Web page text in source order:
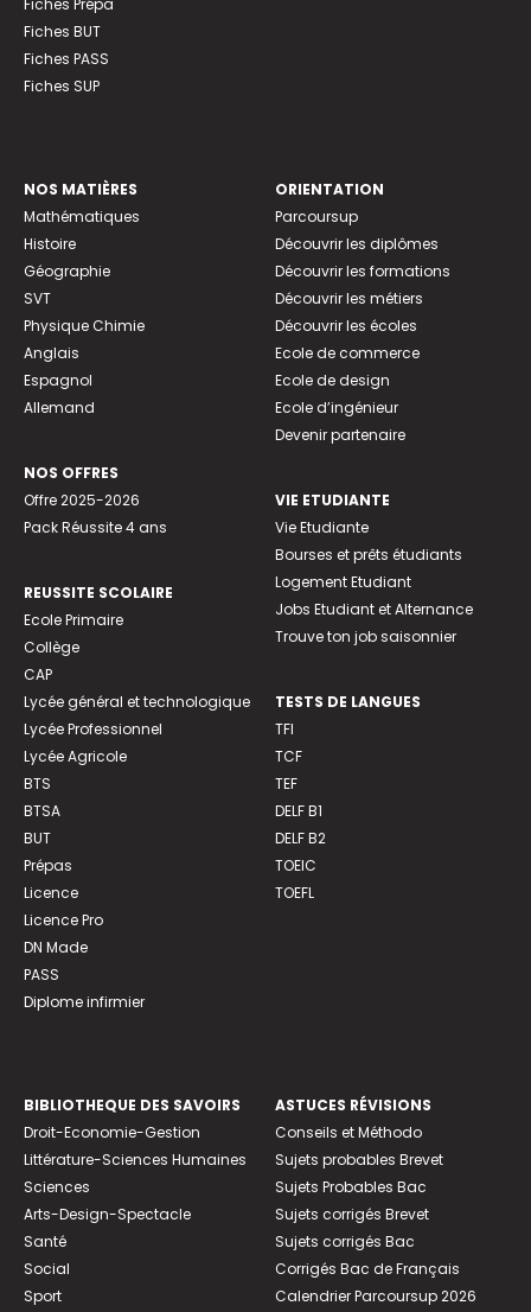
Fiches Prépa
Fiches BUT
Fiches PASS
Fiches SUP
NOS MATIÈRES
Mathématiques
Histoire
Géographie
SVT
Physique Chimie
Anglais
Espagnol
Allemand
NOS OFFRES
Offre 2025-2026
Pack Réussite 4 ans
REUSSITE SCOLAIRE
Ecole Primaire
Collège
CAP
Lycée général et technologique
Lycée Professionnel
Lycée Agricole
BTS
BTSA
BUT
Prépas
Licence
Licence Pro
DN Made
PASS
Diplome infirmier
ORIENTATION
Parcoursup
Découvrir les diplômes
Découvrir les formations
Découvrir les métiers
Découvrir les écoles
Ecole de commerce
Ecole de design
Ecole d’ingénieur
Devenir partenaire
VIE ETUDIANTE
Vie Etudiante
Bourses et prêts étudiants
Logement Etudiant
Jobs Etudiant et Alternance
Trouve ton job saisonnier
TESTS DE LANGUES
TFI
TCF
TEF
DELF B1
DELF B2
TOEIC
TOEFL
BIBLIOTHEQUE DES SAVOIRS
Droit-Economie-Gestion
Littérature-Sciences Humaines
Sciences
Arts-Design-Spectacle
Santé
Social
Sport
ASTUCES RÉVISIONS
Conseils et Méthodo
Sujets probables Brevet
Sujets Probables Bac
Sujets corrigés Brevet
Sujets corrigés Bac
Corrigés Bac de Français
Calendrier Parcoursup 2026